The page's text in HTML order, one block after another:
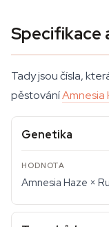
Specifikace
Tady jsou čísla,
pěstováníAmnesia
Genetika
Amnesia Haze ×